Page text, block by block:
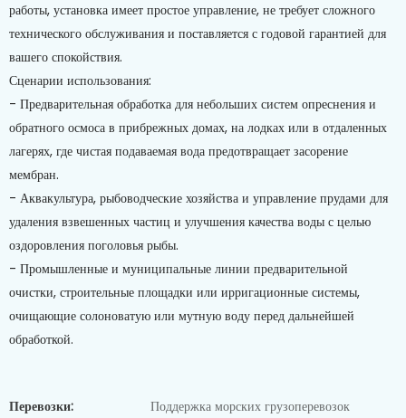
работы, установка имеет простое управление, не требует сложного
технического обслуживания и поставляется с годовой гарантией для
вашего спокойствия.
Сценарии использования:
- Предварительная обработка для небольших систем опреснения и
обратного осмоса в прибрежных домах, на лодках или в отдаленных
лагерях, где чистая подаваемая вода предотвращает засорение
мембран.
- Аквакультура, рыбоводческие хозяйства и управление прудами для
удаления взвешенных частиц и улучшения качества воды с целью
оздоровления поголовья рыбы.
- Промышленные и муниципальные линии предварительной
очистки, строительные площадки или ирригационные системы,
очищающие солоноватую или мутную воду перед дальнейшей
обработкой.
Перевозки:
Поддержка морских грузоперевозок